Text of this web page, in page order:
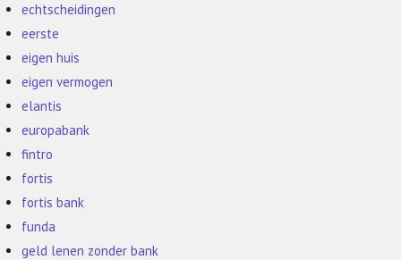
echtscheidingen
eerste
eigen huis
eigen vermogen
elantis
europabank
fintro
fortis
fortis bank
funda
geld lenen zonder bank